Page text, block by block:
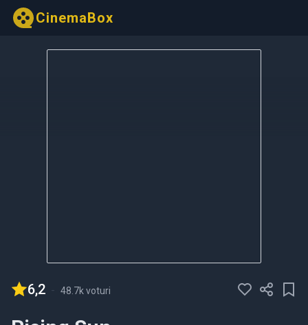
CinemaBox
6,2 - 48.7k voturi